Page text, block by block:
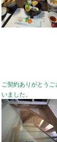
ご契約ありがとうご
いました。